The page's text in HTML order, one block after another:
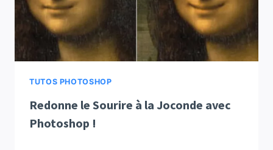
TUTOS PHOTOSHOP
Redonne le Sourire à la Joconde avec
Photoshop !